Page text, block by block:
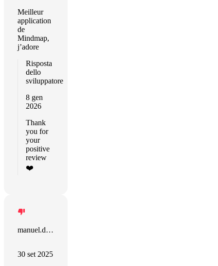
Meilleur
application
de
Mindmap,
j’adore
Risposta
dello
sviluppatore
8 gen
2026
Thank
you for
your
positive
review
❤️
manuel.deloche
30 set 2025